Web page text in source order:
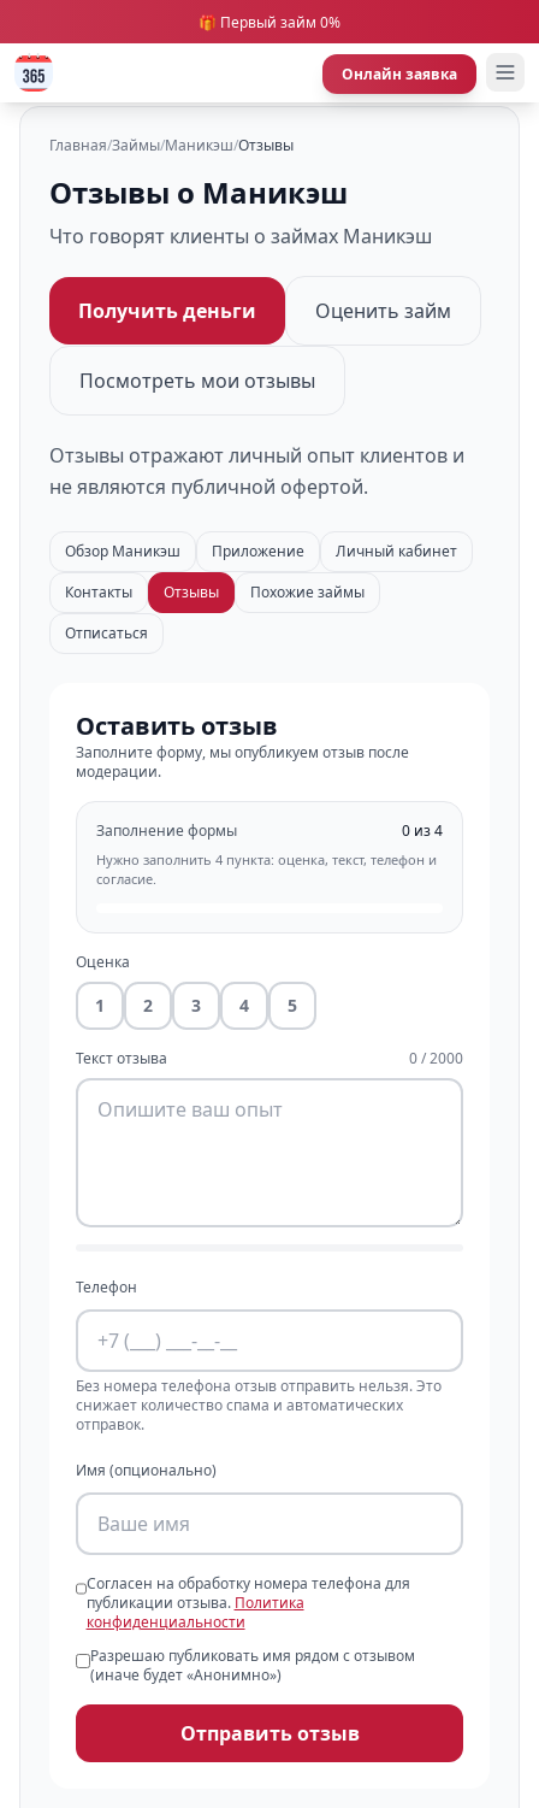
🎁 Первый займ 0%
Онлайн заявка
Главная/Займы/Маникэш/Отзывы
Отзывы о Маникэш
Что говорят клиенты о займах Маникэш
Получить деньги Оценить займ
Посмотреть мои отзывы
Отзывы отражают личный опыт клиентов и
не являются публичной офертой.
Обзор Маникэш Приложение
Личный кабинет
Контакты
Отзывы
Похожие займы
Отписаться
Оставить отзыв
Заполните форму, мы опубликуем отзыв после
модерации.
Заполнение формы 0 из 4
Нужно заполнить 4 пункта: оценка, текст, телефон и
согласие.
Оценка
1 2 3 4 5
Текст отзыва 0 / 2000
Телефон
Без номера телефона отзыв отправить нельзя. Это
снижает количество спама и автоматических
отправок.
Имя (опционально)
Согласен на обработку номера телефона для
публикации отзыва. Политика
конфиденциальности
Разрешаю публиковать имя рядом с отзывом
(иначе будет «Анонимно»)
Отправить отзыв